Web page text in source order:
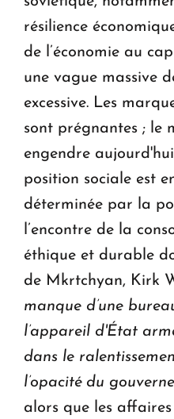
résilience
de l’économie au
une vague massive
excessive. Les
sont prégnantes ; le
engendre
position sociale est
déterminée par la
l’encontre de la
éthique et durable
de Mkrtchyan, Kirk
manque d’une
l’appareil d'État
dans le
l’opacité du
alors que les